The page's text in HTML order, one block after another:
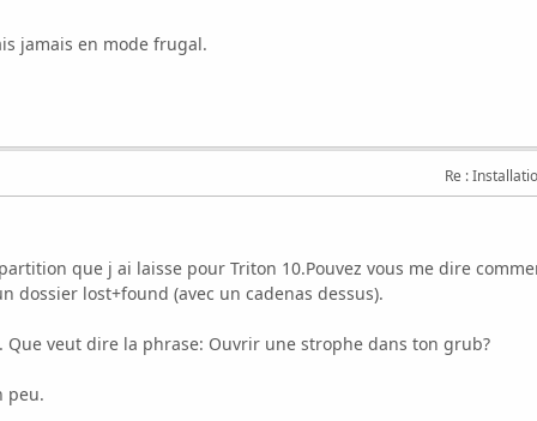
jamais en mode frugal.
que j ai laisse pour Triton 10.Pouvez vous me dire
dossier lost+found (avec un cadenas dessus).
veut dire la phrase: Ouvrir une strophe dans ton grub?
peu.